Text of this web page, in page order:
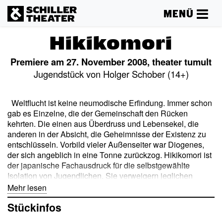
MENÜ
Hikikomori
Premiere am 27. November 2008, theater tumult
Jugendstück von Holger Schober (14+)
Weltflucht ist keine neumodische Erfindung. Immer schon
gab es Einzelne, die der Gemeinschaft den Rücken
kehrten. Die einen aus Überdruss und Lebensekel, die
anderen in der Absicht, die Geheimnisse der Existenz zu
entschlüsseln. Vorbild vieler Außenseiter war Diogenes,
der sich angeblich in eine Tonne zurückzog. Hikikomori ist
der japanische Fachausdruck für die selbstgewählte
Isolation von Jugendlichen. Sie verweigern jeglichen
Kontakt mit der sozialen Außenwelt und führen über
Internet-Chat und Videospiele ein virtuelles Leben. In
Japan werden bereits über eine halbe Million Hikikomoris
Mehr lesen
Stückinfos